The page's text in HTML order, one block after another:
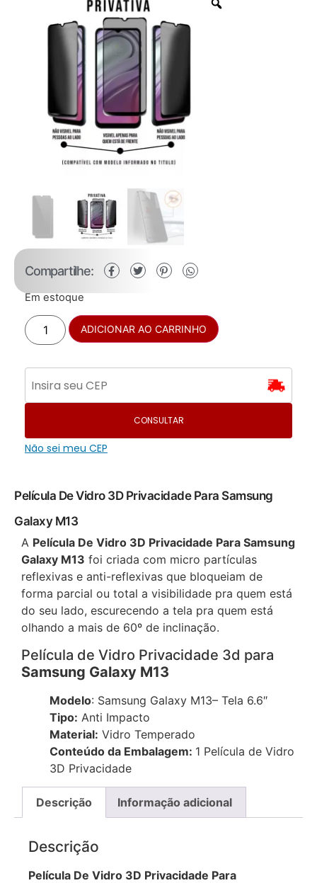
Película De Vidro 3D Privacidade Para Samsung
Galaxy M13
A Película De Vidro 3D Privacidade Para Samsung
Galaxy M13 foi criada com micro partículas
reflexivas e anti-reflexivas que bloqueiam de
forma parcial ou total a visibilidade pra quem está
do seu lado, escurecendo a tela pra quem está
olhando a mais de 60º de inclinação.
Película de Vidro Privacidade 3d para
Samsung Galaxy M13
Modelo: Samsung Galaxy M13– Tela 6.6″
Tipo: Anti Impacto
Material: Vidro Temperado
Conteúdo da Embalagem: 1 Película de Vidro
3D Privacidade
Descrição Informação adicional
Descrição
Película De Vidro 3D Privacidade Para
Compartilhe:
Em estoque
ADICIONAR AO CARRINHO
CONSULTAR
Não sei meu CEP